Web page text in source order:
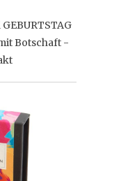
Botschaft -